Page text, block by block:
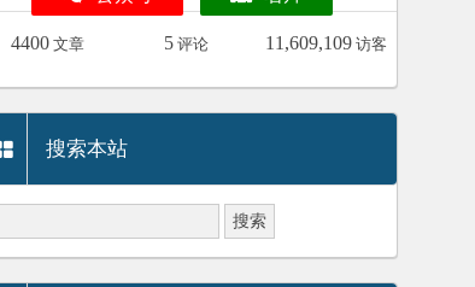
4400 文章 5 评论 11,609,109 访客
搜索本站